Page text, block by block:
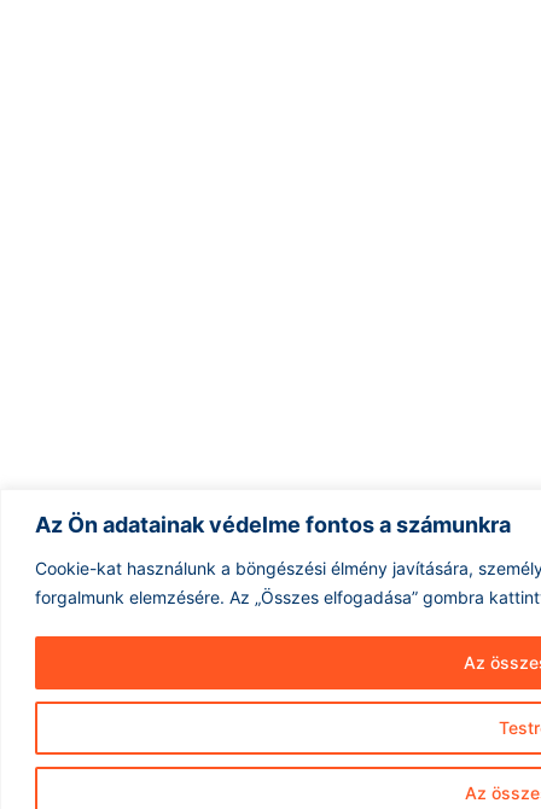
Az Ön adatainak védelme fontos a számunkra
Cookie-kat használunk a böngészési élmény javítására,
forgalmunk elemzésére. Az „Összes elfogadása” gombra
Az
Az